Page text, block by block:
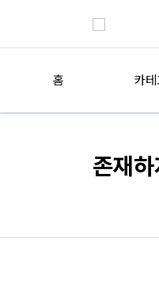
홈 카테
존재